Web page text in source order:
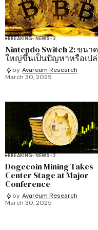
BREAKING-NEWS-2
Nintendo Switch 2: ขนา
ใหญ่ขึ้นเป็นปัญหาหรือเป
by Avareum Research
March 30, 2025
BREAKING-NEWS-2
Dogecoin Mining Takes
Center Stage at Major
Conference
by Avareum Research
March 30, 2025